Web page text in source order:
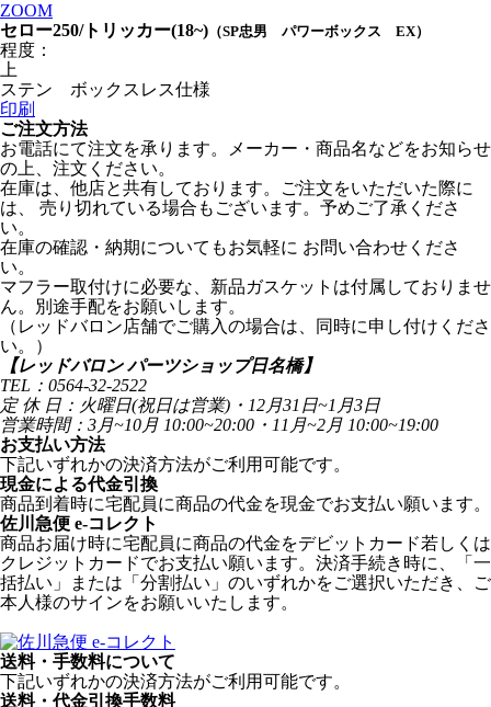
ZOOM
セロー250/トリッカー(18~) （SP忠男 パワーボックス EX）
程度：
上
ステン ボックスレス仕様
印刷
ご注文方法
お電話にて注文を承ります。メーカー・商品名などをお知らせ
の上、注文ください。
在庫は、他店と共有しております。ご注文をいただいた際に
は、 売り切れている場合もございます。予めご了承くださ
い。
在庫の確認・納期についてもお気軽に お問い合わせくださ
い。
マフラー取付けに必要な、新品ガスケットは付属しておりませ
ん。別途手配をお願いします。
（レッドバロン店舗でご購入の場合は、同時に申し付けくださ
い。）
【レッドバロン パーツショップ日名橋】
TEL：0564-32-2522
定 休 日：火曜日(祝日は営業)・12月31日~1月3日
営業時間：3月~10月 10:00~20:00・11月~2月 10:00~19:00
お支払い方法
下記いずれかの決済方法がご利用可能です。
現金による代金引換
商品到着時に宅配員に商品の代金を現金でお支払い願います。
佐川急便 e-コレクト
商品お届け時に宅配員に商品の代金をデビットカード若しくは
クレジットカードでお支払い願います。決済手続き時に、「一
括払い」または「分割払い」のいずれかをご選択いただき、ご
本人様のサインをお願いいたします。
送料・手数料について
下記いずれかの決済方法がご利用可能です。
送料・代金引換手数料